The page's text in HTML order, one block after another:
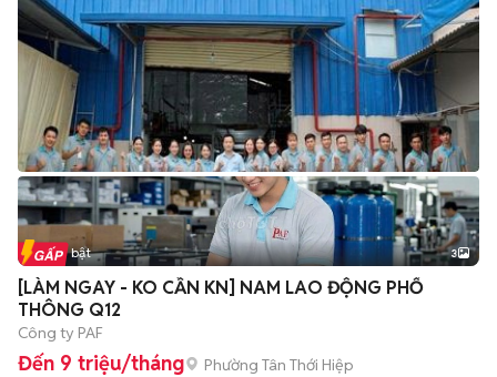
Tin nổi bật 3
[LÀM NGAY - KO CẦN KN] NAM LAO ĐỘNG PHỔ
THÔNG Q12
Công ty PAF
Đến 9 triệu/tháng Phường Tân Thới Hiệp